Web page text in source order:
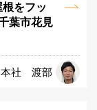
をフッ
葉市花見
本社 渡部